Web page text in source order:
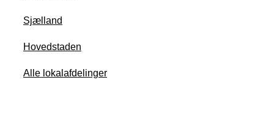
Sjælland
Hovedstaden
Alle lokalafdelinger